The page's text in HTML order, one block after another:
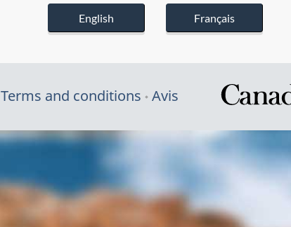
English Français
Terms and conditions Avis